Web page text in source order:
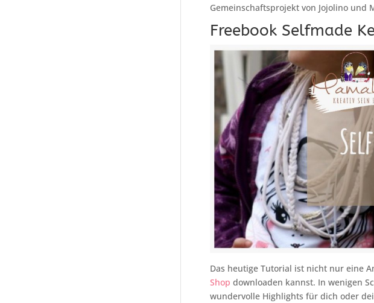
Gemeinschaftsprojekt von Jojolino und
Freebook Selfmade
Das heutige Tutorial ist nicht nur eine
Shop downloaden kannst. In wenigen
wundervolle Highlights für dich oder